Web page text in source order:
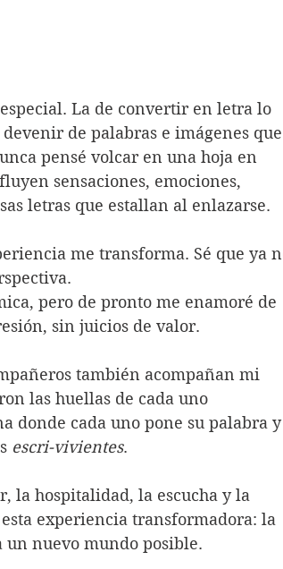
de palabras e imágenes que
pensé volcar en una hoja en
sensaciones, emociones,
letras que estallan al enlazarse.
pero de pronto me enamoré de
sin juicios de valor.
las huellas de cada uno
donde cada uno pone su palabra y
escri-vivientes.
experiencia transformadora: la
nuevo mundo posible.